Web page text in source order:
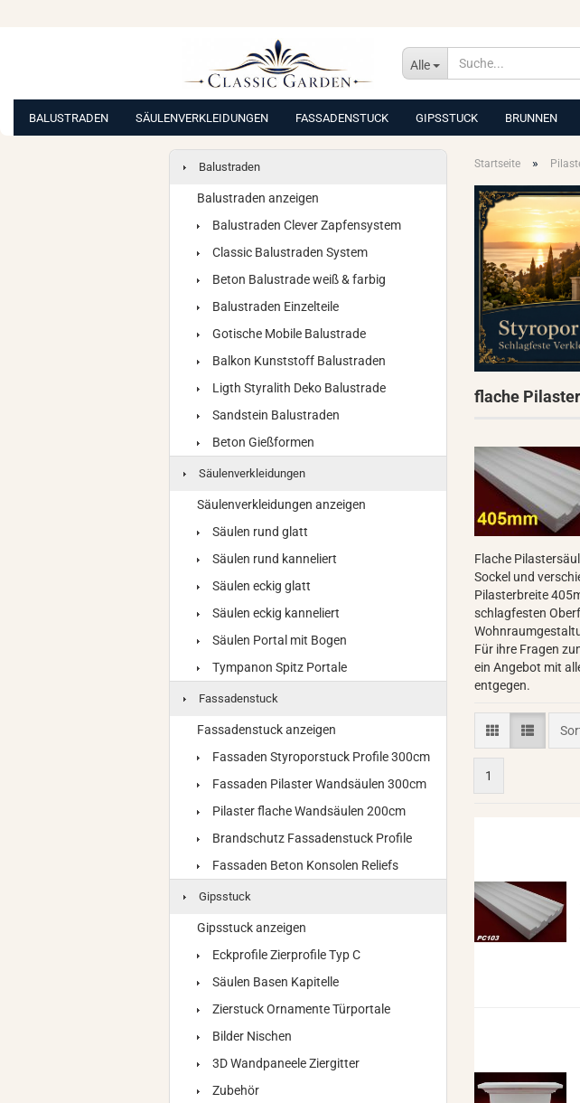
Alle
BALUSTRADEN SÄULENVERKLEIDUNGEN FASSADENSTUCK GIPSSTUCK BRUNNEN
Startseite »
flache
Flache
Sockel und
Pilasterbreite
schlagfesten
Für ihre Fragen
ein Angebot mit
entgegen.
1
Balustraden
Balustraden anzeigen
Balustraden Clever Zapfensystem
Classic Balustraden System
Beton Balustrade weiß & farbig
Balustraden Einzelteile
Gotische Mobile Balustrade
Balkon Kunststoff Balustraden
Ligth Styralith Deko Balustrade
Sandstein Balustraden
Beton Gießformen
Säulenverkleidungen
Säulenverkleidungen anzeigen
Säulen rund glatt
Säulen rund kanneliert
Säulen eckig glatt
Säulen eckig kanneliert
Säulen Portal mit Bogen
Tympanon Spitz Portale
Fassadenstuck
Fassadenstuck anzeigen
Fassaden Styroporstuck Profile 300cm
Fassaden Pilaster Wandsäulen 300cm
Pilaster flache Wandsäulen 200cm
Brandschutz Fassadenstuck Profile
Fassaden Beton Konsolen Reliefs
Gipsstuck
Gipsstuck anzeigen
Eckprofile Zierprofile Typ C
Säulen Basen Kapitelle
Zierstuck Ornamente Türportale
Bilder Nischen
3D Wandpaneele Ziergitter
Zubehör